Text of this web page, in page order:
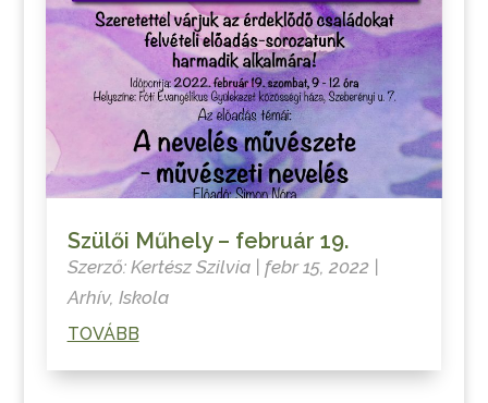
Szülői Műhely – február 19.
Szerző: Kertész Szilvia| febr 15, 2022|
Arhív, Iskola
TOVÁBB